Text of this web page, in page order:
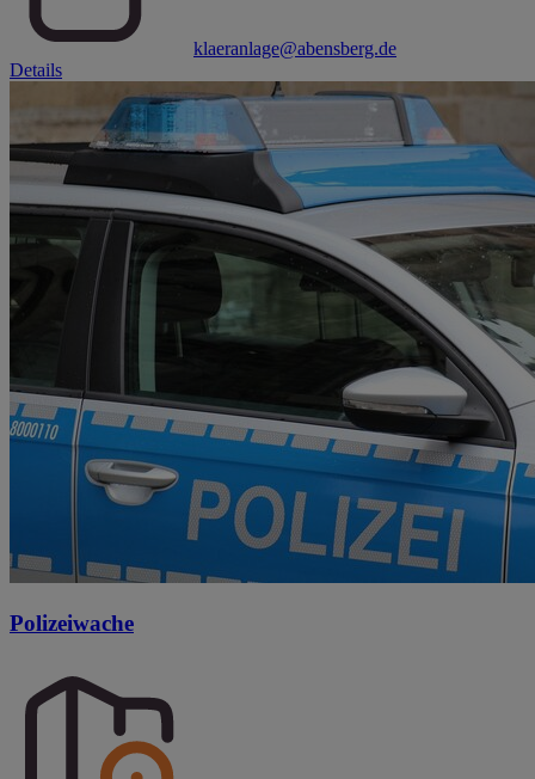
klaeranlage@abensberg.de
Details
Polizeiwache